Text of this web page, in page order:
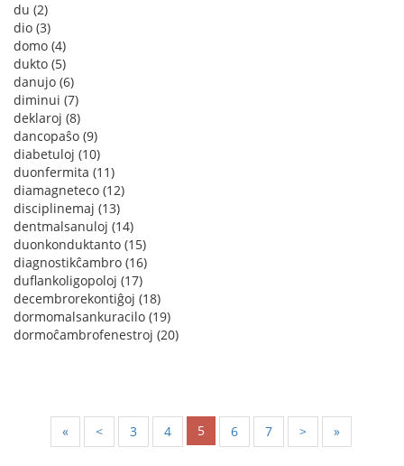
du (2)
dio (3)
domo (4)
dukto (5)
danujo (6)
diminui (7)
deklaroj (8)
dancopaŝo (9)
diabetuloj (10)
duonfermita (11)
diamagneteco (12)
disciplinemaj (13)
dentmalsanuloj (14)
duonkonduktanto (15)
diagnostikĉambro (16)
duflankoligopoloj (17)
decembrorekontiĝoj (18)
dormomalsankuracilo (19)
dormoĉambrofenestroj (20)
« < 3 4 5 6 7 > »